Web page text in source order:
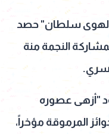
سلطان" حصد
النجمة منة
"أزهى عصوره
المرموقة مؤخراً،